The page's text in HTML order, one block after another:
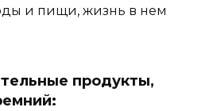
и пищи, жизнь в нем
продукты,